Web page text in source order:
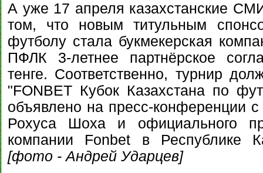
А уже 17 апреля казахстанские
том, что новым титульным
футболу стала букмекерская
ПФЛК 3-летнее партнёрское
тенге. Соответственно, турнир
"FONBET Кубок Казахстана по
объявлено на пресс-конференции
Рохуса Шоха и официального
компании Fonbet в Республике
[фото - Андрей Ударцев]